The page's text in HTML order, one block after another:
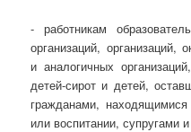
- работникам
организаций, организаций,
и аналогичных
детей-сирот и детей,
гражданами,
или воспитании, супругами